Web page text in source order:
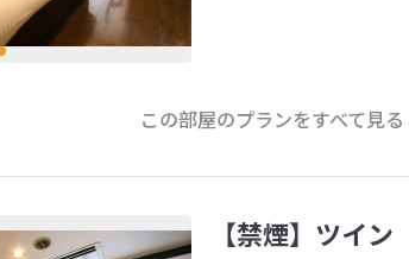
この部屋のプランをすべて見る
【禁煙】ツイン